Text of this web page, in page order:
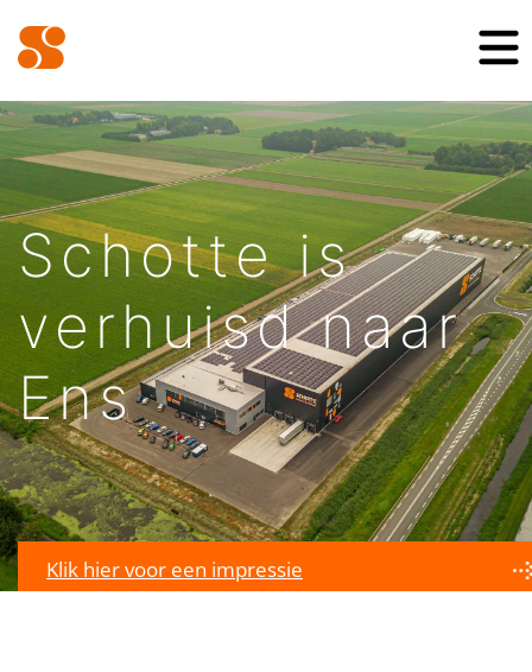
Schotte is
verhuisd naar
Ens
Klik hier voor een impressie